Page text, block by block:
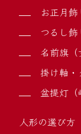
お正月
つるし
名前旗（
掛け軸
盆提灯（
人形の選び方